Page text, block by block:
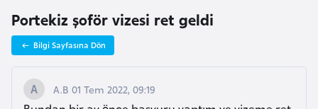
z
V
i
z
e
İ
Portekiz şoför vizesi ret geldi
Bilgi Sayfasına Dön
A.B 01 Tem 2022, 09:19
A
u
s